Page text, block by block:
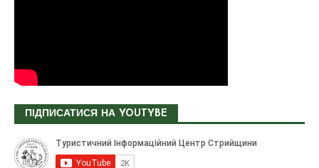
ПІДПИСАТИСЯ НА YOUTYBE